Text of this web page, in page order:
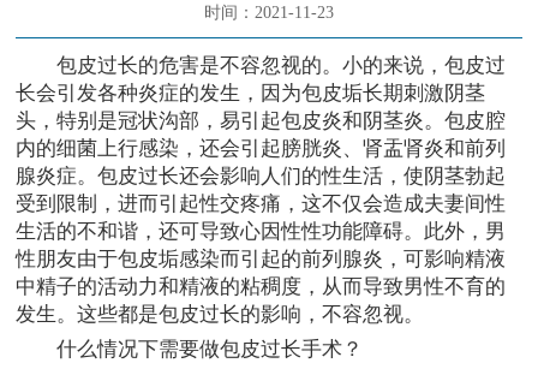
时间：2021-11-23
包皮过长的危害是不容忽视的。小的来说，包皮过
长会引发各种炎症的发生，因为包皮垢长期刺激阴茎
头，特别是冠状沟部，易引起包皮炎和阴茎炎。包皮腔
内的细菌上行感染，还会引起膀胱炎、肾盂肾炎和前列
腺炎症。包皮过长还会影响人们的性生活，使阴茎勃起
受到限制，进而引起性交疼痛，这不仅会造成夫妻间性
生活的不和谐，还可导致心因性性功能障碍。此外，男
性朋友由于包皮垢感染而引起的前列腺炎，可影响精液
中精子的活动力和精液的粘稠度，从而导致男性不育的
发生。这些都是包皮过长的影响，不容忽视。
什么情况下需要做包皮过长手术？